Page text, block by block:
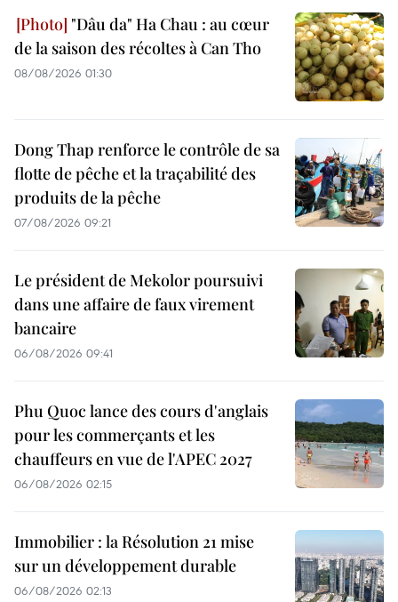
"Dâu da" Ha Chau : au cœur
de la saison des récoltes à Can Tho
08/08/2026 01:30
Dong Thap renforce le contrôle de sa
flotte de pêche et la traçabilité des
produits de la pêche
07/08/2026 09:21
Le président de Mekolor poursuivi
dans une affaire de faux virement
bancaire
06/08/2026 09:41
Phu Quoc lance des cours d'anglais
pour les commerçants et les
chauffeurs en vue de l'APEC 2027
06/08/2026 02:15
Immobilier : la Résolution 21 mise
sur un développement durable
06/08/2026 02:13